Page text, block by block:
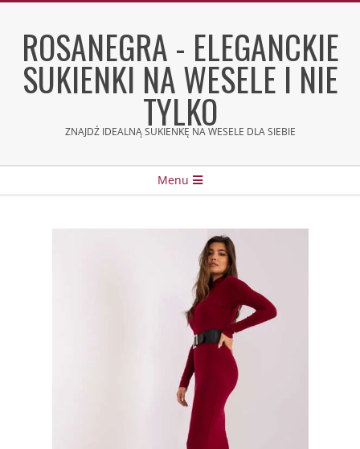
contentROSANEGRA - ELEGANCKIE
SUKIENKI NA WESELE I NIE
TYLKO
ZNAJDŹ IDEALNĄ SUKIENKĘ NA WESELE DLA SIEBIE
Menu